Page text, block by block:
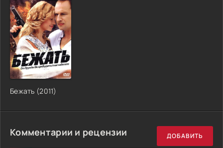
Бежать (2011)
Комментарии и рецензии ДОБАВИТЬ